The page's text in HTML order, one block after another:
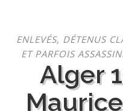
contenu
ENLEVÉS, DÉTENUS
ET PARFOIS
Alger